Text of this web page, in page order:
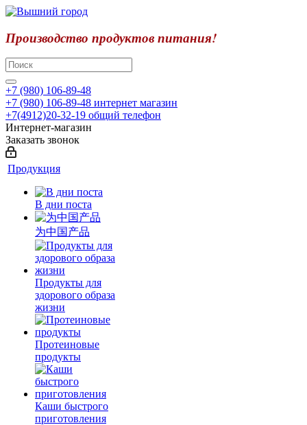
Производство продуктов питания!
+7 (980) 106-89-48
+7 (980) 106-89-48 интернет магазин
+7(4912)20-32-19 общий телефон
Интернет-магазин
Заказать звонок
Продукция
В дни поста
为中国产品
Продукты для
здорового образа
жизни
Протеиновые
продукты
Каши быстрого
приготовления